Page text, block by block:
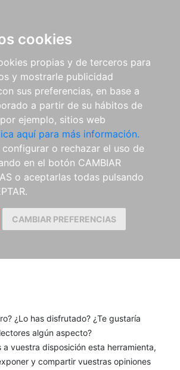
cookies
propias y de terceros para
y mostrarle publicidad
sus preferencias, en base a
a partir de su hábitos de
ejemplo, sitios web
aquí para más información.
o rechazar el uso de
en el botón CAMBIAR
o aceptarlas todas pulsando
CAMBIAR PREFERENCIAS
¿Lo has disfrutado? ¿Te gustaría
algún aspecto?
a vuestra disposición esta herramienta,
y compartir vuestras opiniones